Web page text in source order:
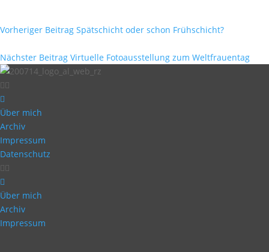
Vorheriger Beitrag Spätschicht oder schon Frühschicht?
Nächster Beitrag Virtuelle Fotoausstellung zum Weltfrauentag
Über mich
Archiv
Impressum
Datenschutz
Über mich
Archiv
Impressum